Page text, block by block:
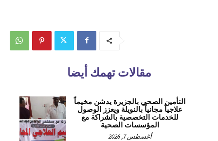
مقالات تهمك أيضا
التأمين الصحي بالجزيرة يدشن مخيماً
علاجياً مجانياً بالنويلة ويعزز الوصول
للخدمات التخصصية بالشراكة مع
المؤسسات الصحية
أغسطس 7, 2026